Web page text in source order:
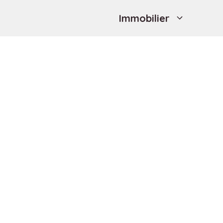
Immobilier